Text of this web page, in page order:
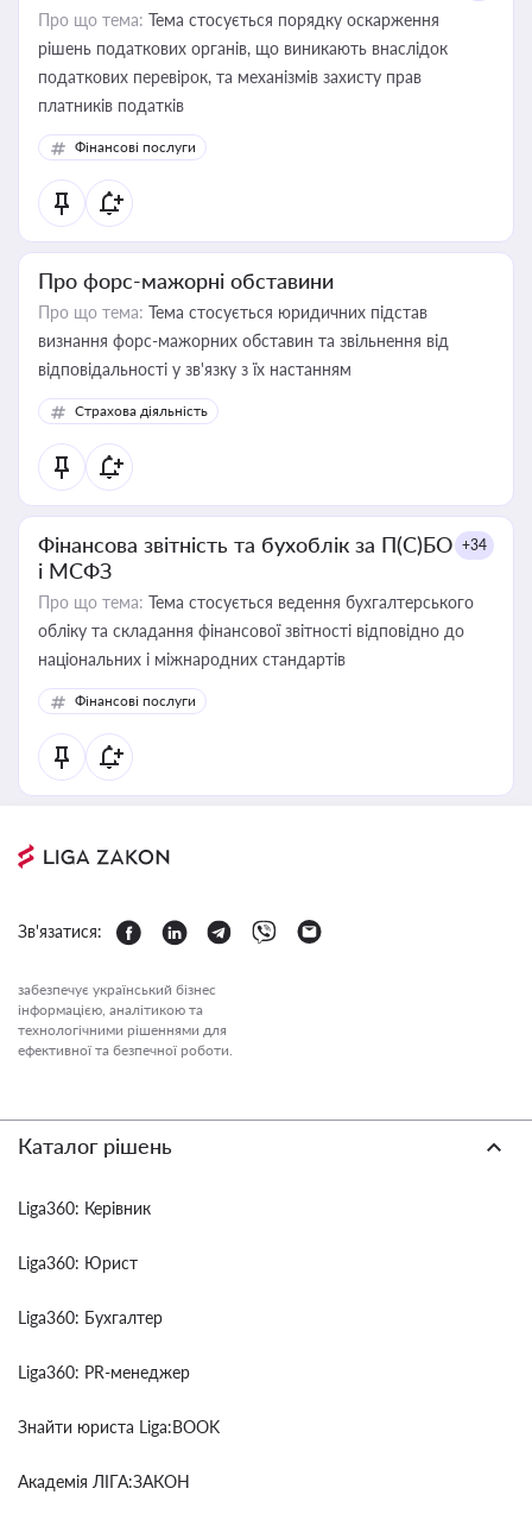
Про що тема: Тема стосується порядку оскарження
рішень податкових органів, що виникають внаслідок
податкових перевірок, та механізмів захисту прав
платників податків
Фінансові послуги
Про форс-мажорні обставини
Про що тема: Тема стосується юридичних підстав
визнання форс-мажорних обставин та звільнення від
відповідальності у зв'язку з їх настанням
Страхова діяльність
Фінансова звітність та бухоблік за П(С)БО
і МСФЗ
+34
Про що тема: Тема стосується ведення бухгалтерського
обліку та складання фінансової звітності відповідно до
національних і міжнародних стандартів
Фінансові послуги
Зв'язатися:
забезпечує український бізнес
інформацією, аналітикою та
технологічними рішеннями для
ефективної та безпечної роботи.
Каталог рішень
Liga360: Керівник
Liga360: Юрист
Liga360: Бухгалтер
Liga360: PR-менеджер
Знайти юриста Liga:BOOK
Академія ЛІГА:ЗАКОН